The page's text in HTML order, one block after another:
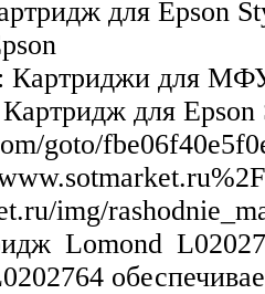
для Epson
Картриджи для
Картридж для
goto/
img/
Lomond